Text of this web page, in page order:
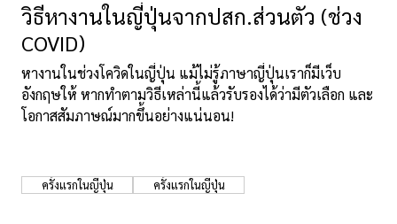
วิธีหางานในญี่ปุ่นจากปสก.ส่วนตัว (ช่วง
COVID)
หางานในช่วงโควิดในญี่ปุ่น แม้ไม่รู้ภาษาญี่ปุ่นเราก็มีเว็บ
อังกฤษให้ หากทำตามวิธีเหล่านี้แล้วรับรองได้ว่ามีตัวเลือก และ
โอกาสสัมภาษณ์มากขึ้นอย่างแน่นอน!
ครั้งแรกในญี่ปุ่น ครั้งแรกในญี่ปุ่น